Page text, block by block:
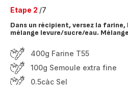
Etape 2 /7
Dans un récipient, versez la farine,
mélange levure/sucre/eau.
400g Farine T55
100g Semoule extra fine
0.5càc Sel